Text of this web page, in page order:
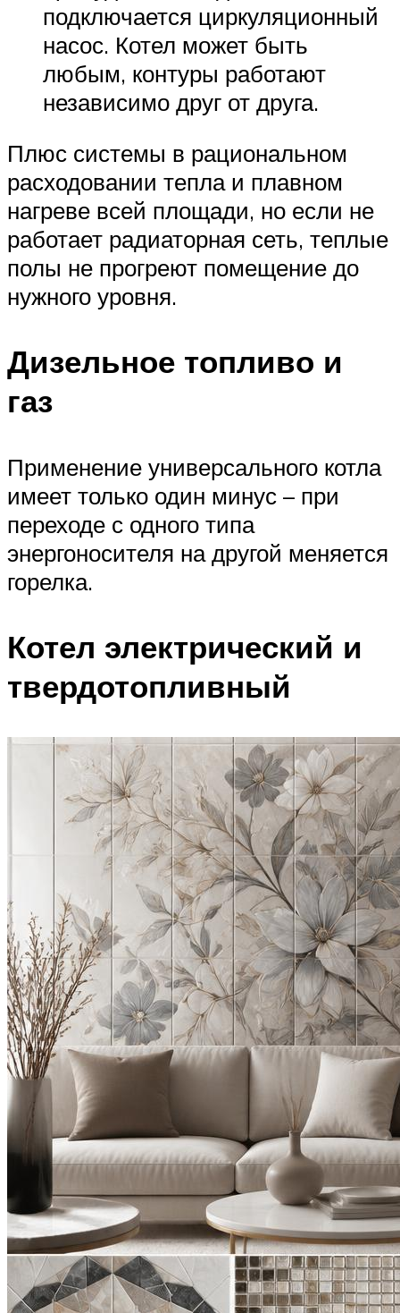
подключается циркуляционный
насос. Котел может быть
любым, контуры работают
независимо друг от друга.
Плюс системы в рациональном
расходовании тепла и плавном
нагреве всей площади, но если не
работает радиаторная сеть, теплые
полы не прогреют помещение до
нужного уровня.
Дизельное топливо и
газ
Применение универсального котла
имеет только один минус – при
переходе с одного типа
энергоносителя на другой меняется
горелка.
Котел электрический и
твердотопливный